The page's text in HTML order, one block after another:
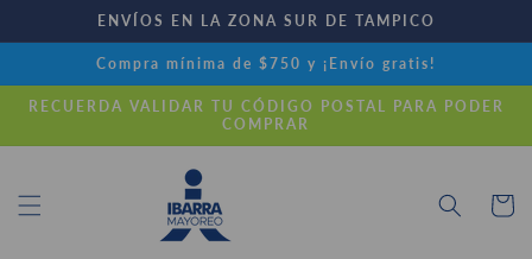
directamente
al contenido
ENVÍOS EN LA ZONA SUR DE TAMPICO
Compra mínima de $750 y ¡Envío gratis!
RECUERDA VALIDAR TU CÓDIGO POSTAL PARA PODER
COMPRAR
Carrito